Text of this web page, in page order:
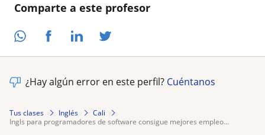
Comparte a este profesor
¿Hay algún error en este perfil? Cuéntanos
Tus clases Inglés
Cali
ingls para programadores de software consigue mejores empleo...